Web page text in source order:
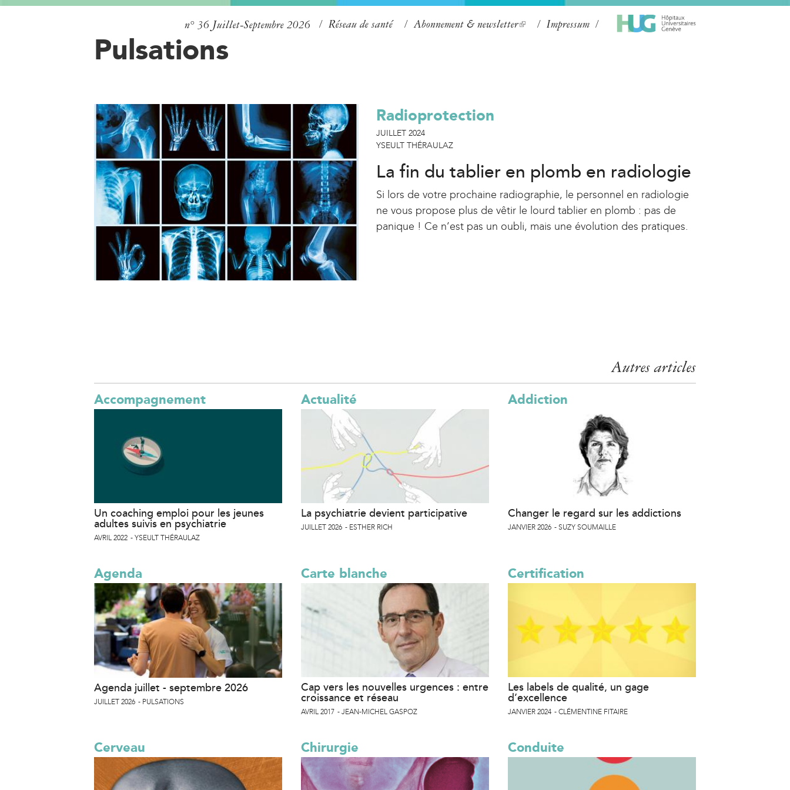
au
n° 36 Juillet-Septembre 2026 Réseau de santé Abonnement & newsletter(
e
r
Impressum
Pulsations
Radioprotection
JUILLET 2024
YSEULT THÉRAULAZ
La fin du tablier en plomb en radiologie
Si lors de votre prochaine radiographie, le personnel en radiologie
ne vous propose plus de vêtir le lourd tablier en plomb : pas de
panique ! Ce n’est pas un oubli, mais une évolution des pratiques.
Autres articles
Accompagnement
Un coaching emploi pour les jeunes
adultes suivis en psychiatrie
AVRIL 2022 YSEULT THÉRAULAZ
Actualité
La psychiatrie devient participative
JUILLET 2026 ESTHER RICH
Addiction
Changer le regard sur les addictions
JANVIER 2026 SUZY SOUMAILLE
Agenda
Agenda juillet - septembre 2026
JUILLET 2026 PULSATIONS
Carte blanche
Cap vers les nouvelles urgences : entre
croissance et réseau
AVRIL 2017 JEAN-MICHEL GASPOZ
Certification
Les labels de qualité, un gage
d’excellence
JANVIER 2024 CLÉMENTINE FITAIRE
Cerveau Chirurgie Conduite